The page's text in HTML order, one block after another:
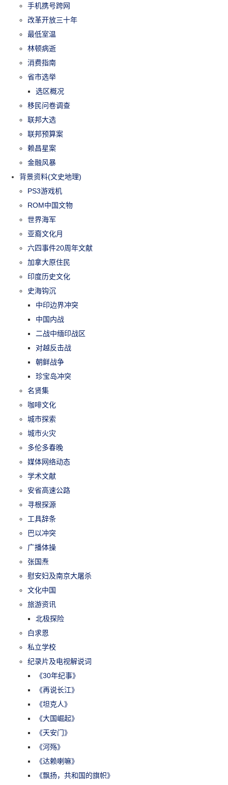
手机携号跨网
改革开放三十年
最低室温
林顿病逝
消费指南
省市选举
选区概况
移民问卷调查
联邦大选
联邦预算案
赖昌星案
金融风暴
背景资料(文史地理)
PS3游戏机
ROM中国文物
世界海军
亚裔文化月
六四事件20周年文献
加拿大原住民
印度历史文化
史海钩沉
中印边界冲突
中国内战
二战中缅印战区
对越反击战
朝鲜战争
珍宝岛冲突
名贤集
咖啡文化
城市探索
城市火灾
多伦多春晚
媒体网络动态
学术文献
安省高速公路
寻根探源
工具辞条
巴以冲突
广播体操
张国焘
慰安妇及南京大屠杀
文化中国
旅游资讯
北极探险
白求恩
私立学校
纪录片及电视解说词
《30年纪事》
《再说长江》
《坦克人》
《大国崛起》
《天安门》
《河殇》
《达赖喇嘛》
《飘扬，共和国的旗帜》